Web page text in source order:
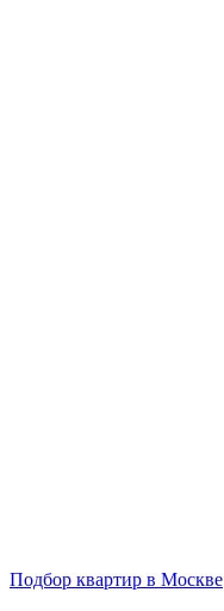
Подбор квартир в Москве